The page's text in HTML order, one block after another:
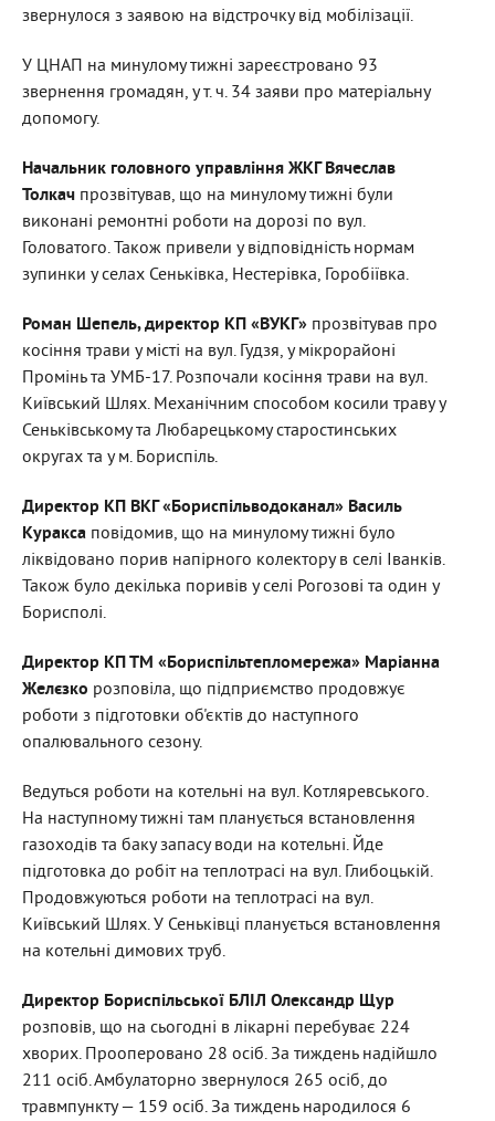
звернулося з заявою на відстрочку від мобілізації.
У ЦНАП на минулому тижні зареєстровано 93
звернення громадян, у т. ч. 34 заяви про матеріальну
допомогу.
Начальник головного управління ЖКГ Вячеслав
Толкач прозвітував, що на минулому тижні були
виконані ремонтні роботи на дорозі по вул.
Головатого. Також привели у відповідність нормам
зупинки у селах Сеньківка, Нестерівка, Горобіївка.
Роман Шепель, директор КП «ВУКГ» прозвітував про
косіння трави у місті на вул. Гудзя, у мікрорайоні
Промінь та УМБ-17. Розпочали косіння трави на вул.
Київський Шлях. Механічним способом косили траву у
Сеньківському та Любарецькому старостинських
округах та у м. Бориспіль.
Директор КП ВКГ «Бориспільводоканал» Василь
Куракса повідомив, що на минулому тижні було
ліквідовано порив напірного колектору в селі Іванків.
Також було декілька поривів у селі Рогозові та один у
Борисполі.
Директор КП ТМ «Бориспільтепломережа» Маріанна
Желєзко розповіла, що підприємство продовжує
роботи з підготовки об'єктів до наступного
опалювального сезону.
Ведуться роботи на котельні на вул. Котляревського.
На наступному тижні там планується встановлення
газоходів та баку запасу води на котельні. Йде
підготовка до робіт на теплотрасі на вул. Глибоцькій.
Продовжуються роботи на теплотрасі на вул.
Київський Шлях. У Сеньківці планується встановлення
на котельні димових труб.
Директор Бориспільської БЛІЛ Олександр Щур
розповів, що на сьогодні в лікарні перебуває 224
хворих. Прооперовано 28 осіб. За тиждень надійшло
211 осіб. Амбулаторно звернулося 265 осіб, до
травмпункту — 159 осіб. За тиждень народилося 6